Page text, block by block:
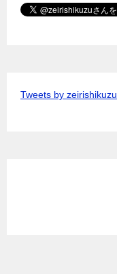
Tweets by zeirishikuzu